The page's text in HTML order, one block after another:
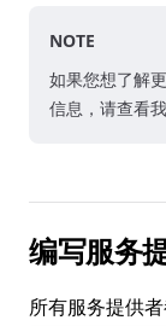
NOTE
如果您想了解
信息，请查看
编写服务
所有服务提供